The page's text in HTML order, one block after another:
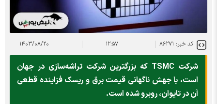
کد خبر: ۸۶۲۷۱ ۱۲:۵۷ ۱۴۰۳/۰۸/۲۰
شرکت TSMC که بزرگترین شرکت تراشه‌سازی در جهان
است، با جهش ناگهانی قیمت برق و ریسک فزاینده قطعی
آن در تایوان، روبرو شده است.